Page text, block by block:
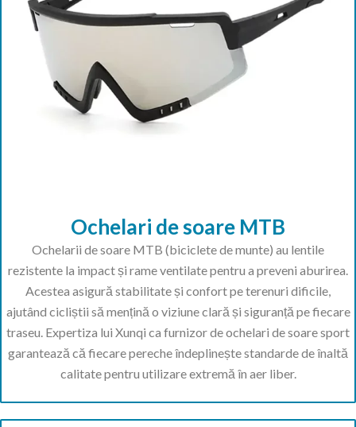
Ochelari de soare MTB
Ochelarii de soare MTB (biciclete de munte) au lentile
rezistente la impact și rame ventilate pentru a preveni aburirea.
Acestea asigură stabilitate și confort pe terenuri dificile,
ajutând cicliștii să mențină o viziune clară și siguranță pe fiecare
traseu. Expertiza lui Xunqi ca furnizor de ochelari de soare sport
garantează că fiecare pereche îndeplinește standarde de înaltă
calitate pentru utilizare extremă în aer liber.